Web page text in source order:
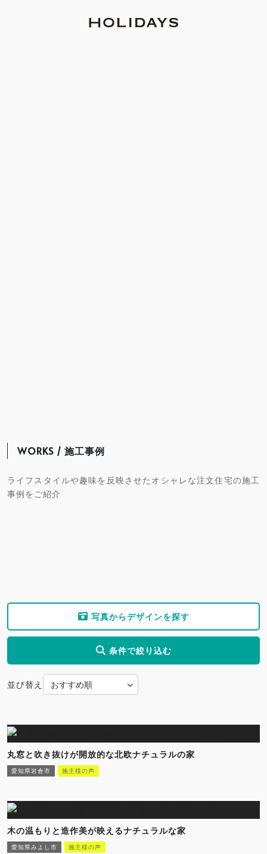
WORKS / 施工事例
ライフスタイルや趣味を反映させたオシャレな注文住宅の施工
事例をご紹介
写真からデザインを探す
条件で絞り込む
並び替え
丸窓と吹き抜けが開放的な北欧ナチュラルの家
愛知県岩倉市 施主様の声
木の温もりと造作美が映えるナチュラルな家
愛知県みよし市 施主様の声